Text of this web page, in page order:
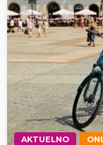
AKTUELNO